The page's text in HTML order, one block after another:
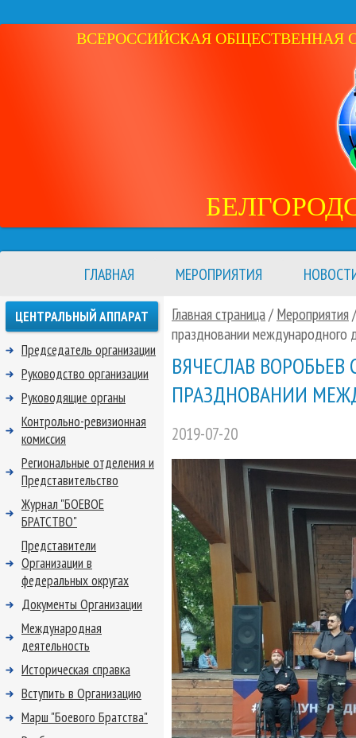
ВСЕРОССИЙСКАЯ ОБЩЕСТВЕННАЯ
ГЛАВНАЯ МЕРОПРИЯТИЯ
Главная страница/ Мероприятия
праздновании международного
ВЯЧЕСЛАВ
ПРАЗДНОВАНИИ
2019-07-20
ЦЕНТРАЛЬНЫЙ АППАРАТ
Председатель организации
Руководство организации
Руководящие органы
Контрольно-ревизионная
комиссия
Региональные отделения и
Представительство
Журнал "БОЕВОЕ
БРАТСТВО"
Представители
Организации в
федеральных округах
Документы Организации
Международная
деятельность
Историческая справка
Вступить в Организацию
Марш "Боевого Братства"